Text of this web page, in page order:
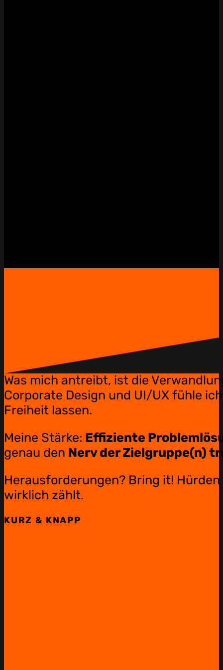
Was mich antreibt, ist die
Corporate Design und UI/UX fühle
Freiheit lassen.
Meine Stärke: Effiziente
genau den Nerv der Zielgruppe(n)
Herausforderungen? Bring it!
wirklich zählt.
KURZ & KNAPP